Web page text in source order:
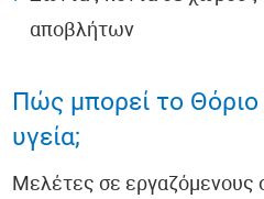
αποβλήτων
Πώς μπορεί το Θόριο
υγεία;
Μελέτες σε εργαζόμενους